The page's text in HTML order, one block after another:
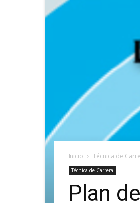
Inicio Técnica de
Técnica de Carrera
Plan